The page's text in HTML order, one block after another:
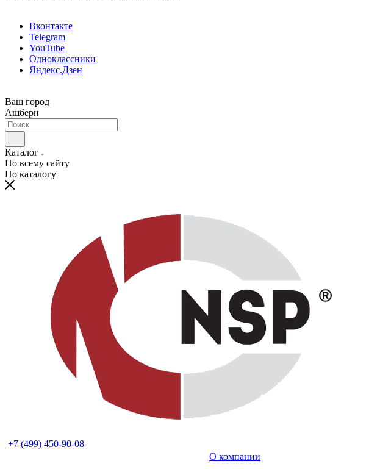
Вконтакте
Telegram
YouTube
Одноклассники
Яндекс.Дзен
Ваш город
Ашберн
Каталог
По всему сайту
По каталогу
+7 (499) 450-90-08
О компании